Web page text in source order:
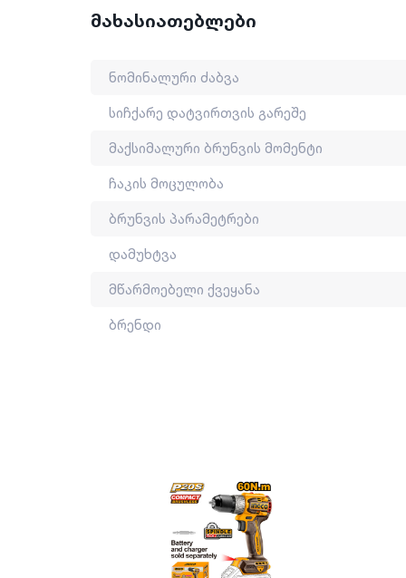
ბრუნვის პარამეტრები: 15+ 1
დამუხტვა: USB type-C
მწარმოებელი ქვეყანა: ჩინეთი
მახასიათებლები
ნომინალური ძაბვა
სიჩქარე დატვირთვის გარეშე
მაქსიმალური ბრუნვის მომენტი
ჩაკის მოცულობა
ბრუნვის პარამეტრები
დამუხტვა
მწარმოებელი ქვეყანა
ბრენდი